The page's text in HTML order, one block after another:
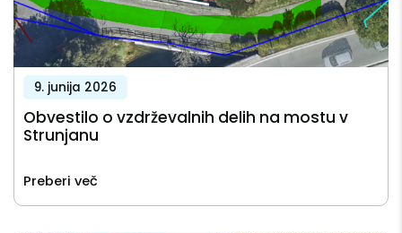
9. junija 2026
Obvestilo o vzdrževalnih delih na mostu v
Strunjanu
Preberi več